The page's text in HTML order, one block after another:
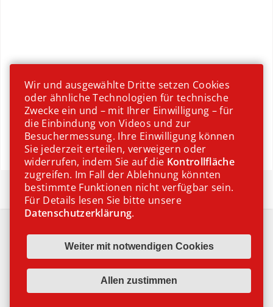
Erdbeeren
IMPRESSUM
DATENSCHUTZ
COOKIE EINSTELLUNGEN
Wir und ausgewählte Dritte setzen Cookies
oder ähnliche Technologien für technische
Zwecke ein und – mit Ihrer Einwilligung – für
die Einbindung von Videos und zur
Besuchermessung. Ihre Einwilligung können
Sie jederzeit erteilen, verweigern oder
widerrufen, indem Sie auf die Kontrollfläche
zugreifen. Im Fall der Ablehnung könnten
bestimmte Funktionen nicht verfügbar sein.
Für Details lesen Sie bitte unsere
Datenschutzerklärung.